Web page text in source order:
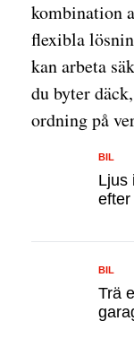
kombination
flexibla
kan arbeta
du byter
ordning på
Ljus
efter
BIL
Trä
BIL